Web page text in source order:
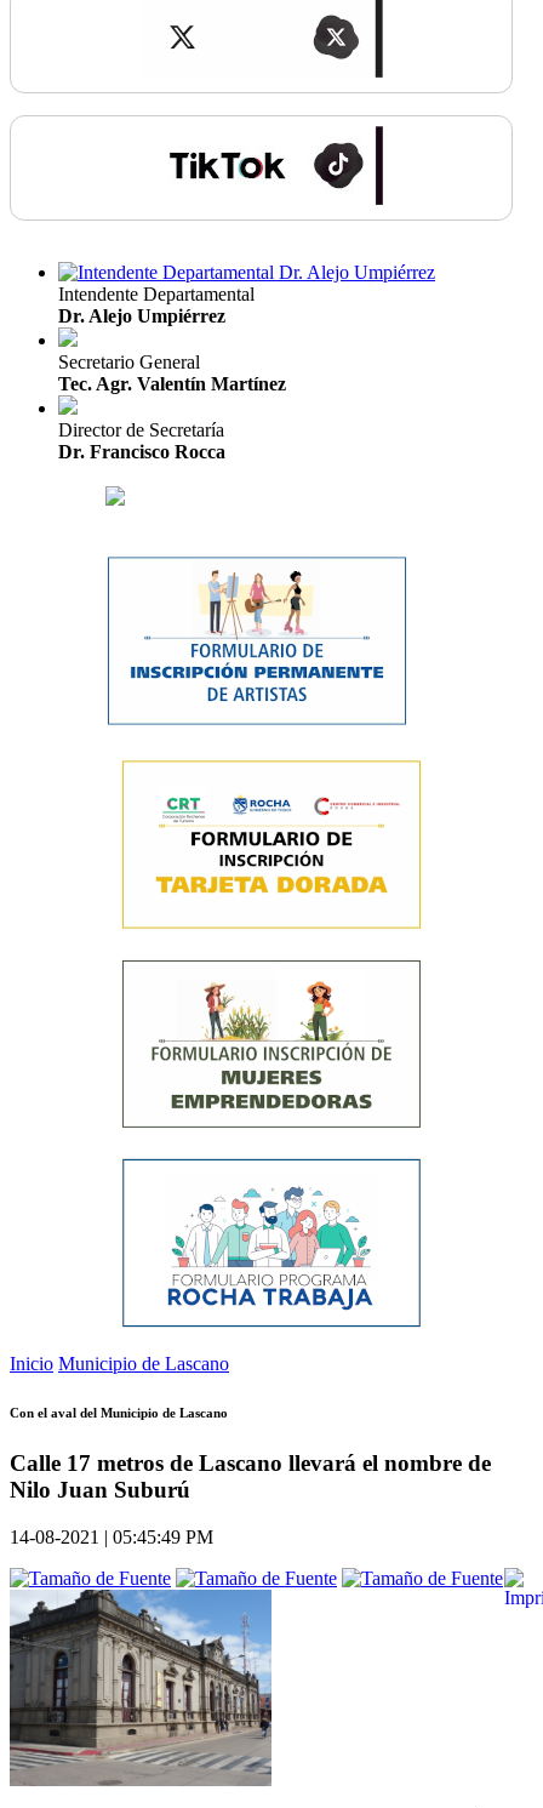
Intendente Departamental
Dr. Alejo Umpiérrez
Secretario General
Tec. Agr. Valentín Martínez
Director de Secretaría
Dr. Francisco Rocca
Inicio Municipio de Lascano
Con el aval del Municipio de Lascano
Calle 17 metros de Lascano llevará el nombre de
Nilo Juan Suburú
14-08-2021 | 05:45:49 PM